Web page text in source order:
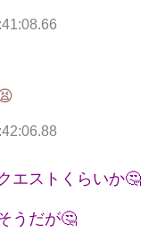
エストくらいか🤔
うだが🤔